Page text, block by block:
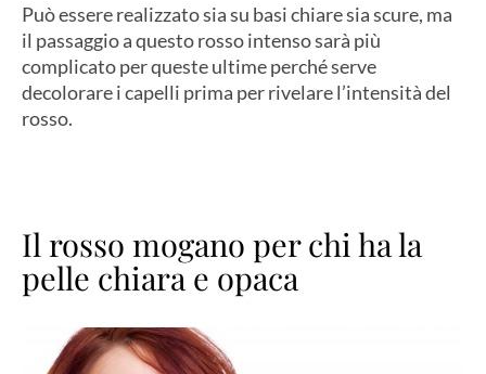
Può essere realizzato sia su basi chiare sia scure, ma
il passaggio a questo rosso intenso sarà più
complicato per queste ultime perché serve
decolorare i capelli prima per rivelare l’intensità del
rosso.
Il rosso mogano per chi ha la
pelle chiara e opaca